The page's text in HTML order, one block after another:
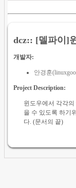
dcz:: [델파이]
개발자:
안경훈
Project Description:
윈도우에서 각각
을 수 있도록 하기
다. (문서의 끝)